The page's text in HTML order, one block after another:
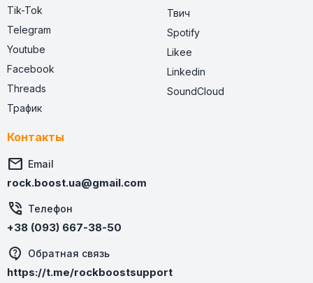
Tik-Tok
Telegram
Youtube
Facebook
Threads
Трафик
Твич
Spotify
Likee
Linkedin
SoundCloud
Контакты
 Email
rock.boost.ua@gmail.com
 Телефон
+38 (093) 667-38-50
Обратная связь
https://t.me/rockboostsupport